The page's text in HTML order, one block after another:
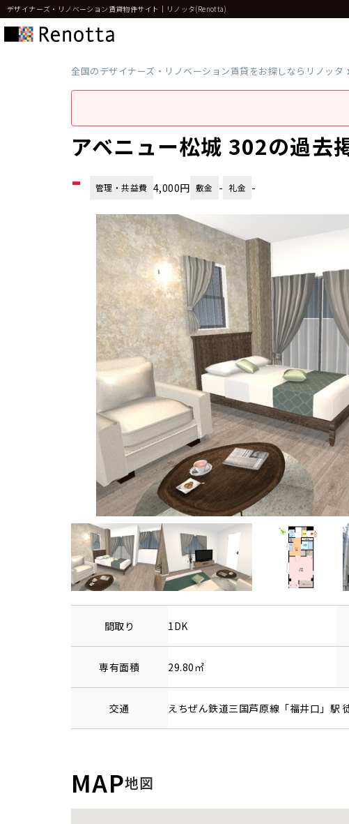
デザイナーズ・リノベーション賃貸物件サイト｜リノッタ(Renotta)
全国のデザイナーズ・リノベーション賃貸をお探しならリノッタ
アベニュー松城 302の過去
- 管理・共益費 4,000円 敷金 - 礼金 -
間取り 1DK
専有面積 29.80㎡
交通 えちぜん鉄道三国芦原線 「福井口 」駅
MAP地図